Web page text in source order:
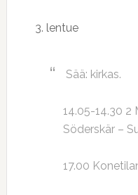
3. lentue
Sää: kirkas.
14.05-14.30 2
Söderskär –
17.00